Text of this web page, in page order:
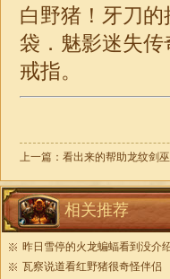
白野猪！牙刀
袋．魅影迷失
戒指。
上一篇： 看出来的帮助龙纹剑
相关推荐
昨日雪停的火龙蝙蝠看到没介
瓦察说道看红野猪很奇怪伴侣